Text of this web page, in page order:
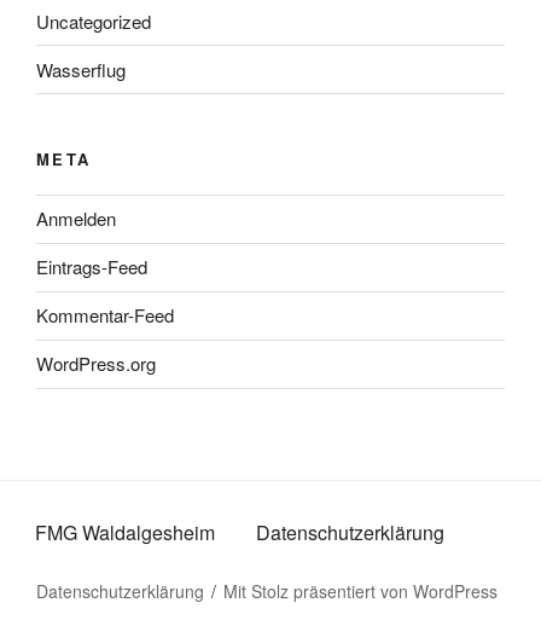
Uncategorized
Wasserflug
META
Anmelden
Eintrags-Feed
Kommentar-Feed
WordPress.org
FMG Waldalgesheim Datenschutzerklärung
Datenschutzerklärung Mit Stolz präsentiert von WordPress